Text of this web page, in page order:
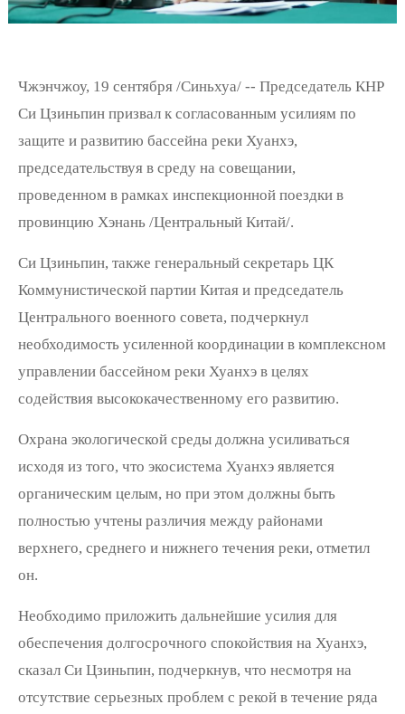
Чжэнчжоу, 19 сентября /Синьхуа/ -- Председатель КНР
Си Цзиньпин призвал к согласованным усилиям по
защите и развитию бассейна реки Хуанхэ,
председательствуя в среду на совещании,
проведенном в рамках инспекционной поездки в
провинцию Хэнань /Центральный Китай/.
Си Цзиньпин, также генеральный секретарь ЦК
Коммунистической партии Китая и председатель
Центрального военного совета, подчеркнул
необходимость усиленной координации в комплексном
управлении бассейном реки Хуанхэ в целях
содействия высококачественному его развитию.
Охрана экологической среды должна усиливаться
исходя из того, что экосистема Хуанхэ является
органическим целым, но при этом должны быть
полностью учтены различия между районами
верхнего, среднего и нижнего течения реки, отметил
он.
Необходимо приложить дальнейшие усилия для
обеспечения долгосрочного спокойствия на Хуанхэ,
сказал Си Цзиньпин, подчеркнув, что несмотря на
отсутствие серьезных проблем с рекой в течение ряда